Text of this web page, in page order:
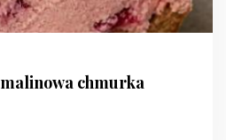
chmurka